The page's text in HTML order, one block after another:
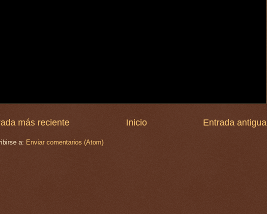
más reciente Entrada antigua
Inicio
a: Enviar comentarios (Atom)